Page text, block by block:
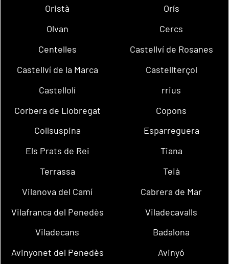
Oristà
Orís
Olvan
Cercs
Centelles
Castellví de Rosanes
Castellví de la Marca
Castellterçol
Castellolí
rrius
Corbera de Llobregat
Copons
Collsuspina
Esparreguera
Els Prats de Rei
Tiana
Terrassa
Teià
Vilanova del Camí
Cabrera de Mar
Vilafranca del Penedès
Viladecavalls
Viladecans
Badalona
Avinyonet del Penedès
Avinyó